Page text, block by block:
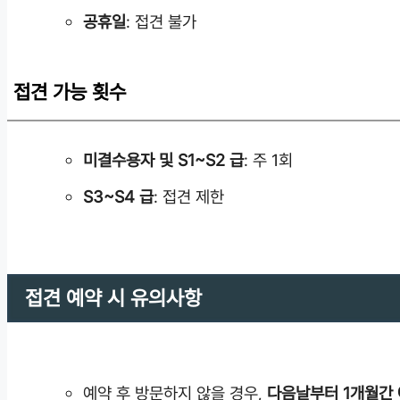
공휴일: 접견 불가
접견 가능 횟수
미결수용자 및 S1~S2 급: 주 1회
S3~S4 급: 접견 제한
접견 예약 시 유의사항
예약 후 방문하지 않을 경우, 다음날부터 1개월간